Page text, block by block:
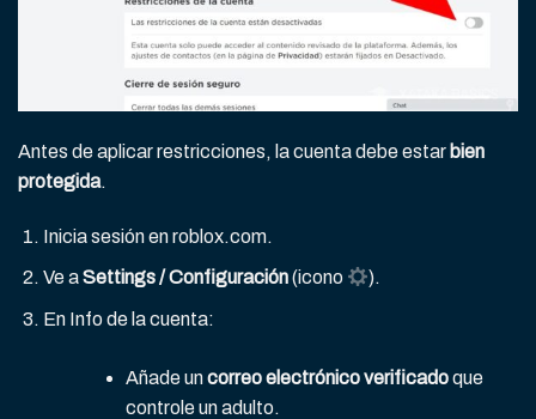
Antes de aplicar restricciones, la cuenta debe estar bien
protegida.
Inicia sesión enroblox.com.
Ve aSettings / Configuración(icono ).
En Info de la cuenta:
Añade uncorreo electrónico verificadoque
controle un adulto.